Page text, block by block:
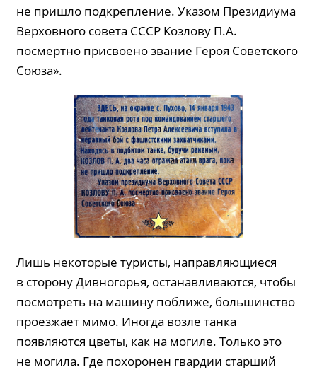
не пришло подкрепление. Указом Президиума
Верховного совета СССР Козлову П.А.
посмертно присвоено звание Героя Советского
Союза».
Лишь некоторые туристы, направляющиеся
в сторону Дивногорья, останавливаются, чтобы
посмотреть на машину поближе, большинство
проезжает мимо. Иногда возле танка
появляются цветы, как на могиле. Только это
не могила. Где похоронен гвардии старший